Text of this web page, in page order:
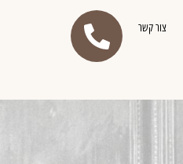
צור קשר